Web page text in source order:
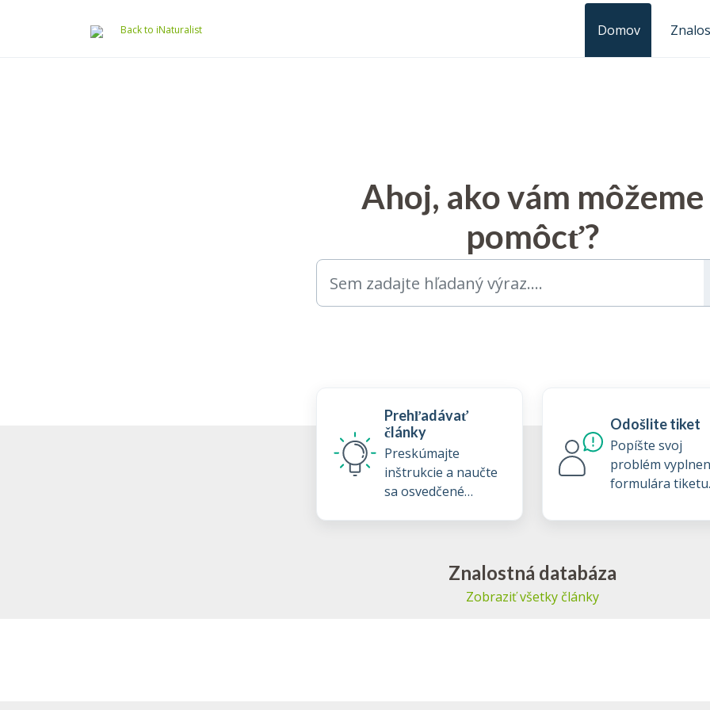
Back to iNaturalist Domov
Ahoj, ako vám môžeme
pomôcť?
Prehľadávať
články
Preskúmajte
inštrukcie a naučte
sa osvedčené
Odošlite tiket
Popíšte svoj
problém
formulára tiketu
Znalostná databáza
Zobraziť všetky články